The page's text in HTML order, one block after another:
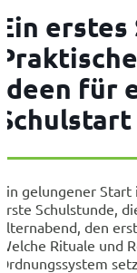
erstes
für
gelungener
Schulstunde,
den
Rituale und